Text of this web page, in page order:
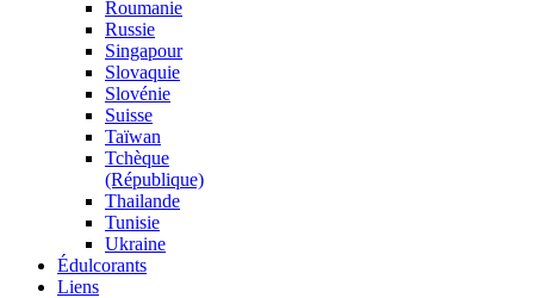
Roumanie
Russie
Singapour
Slovaquie
Slovénie
Suisse
Taïwan
Tchèque
(République)
Thailande
Tunisie
Ukraine
Édulcorants
Liens